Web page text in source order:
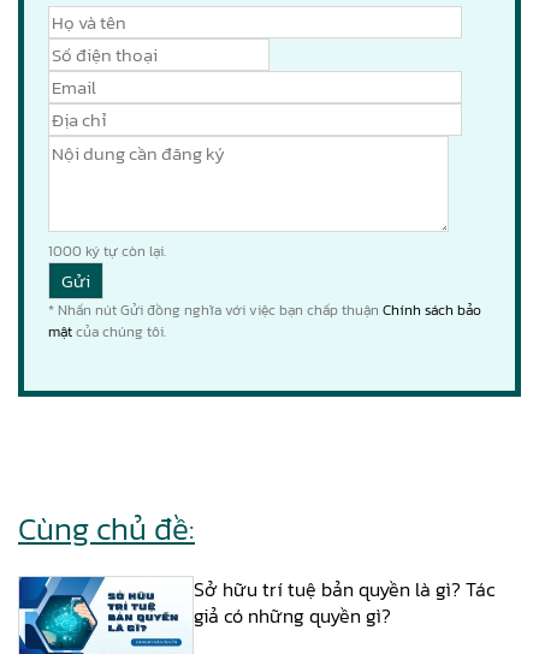
1000 ký tự còn lại.
* Nhấn nút Gửi đồng nghĩa với việc bạn chấp thuận Chính sách bảo
mậtcủa chúng tôi.
Cùng chủ đề:
Sở hữu trí tuệ bản quyền là gì? Tác
giả có những quyền gì?